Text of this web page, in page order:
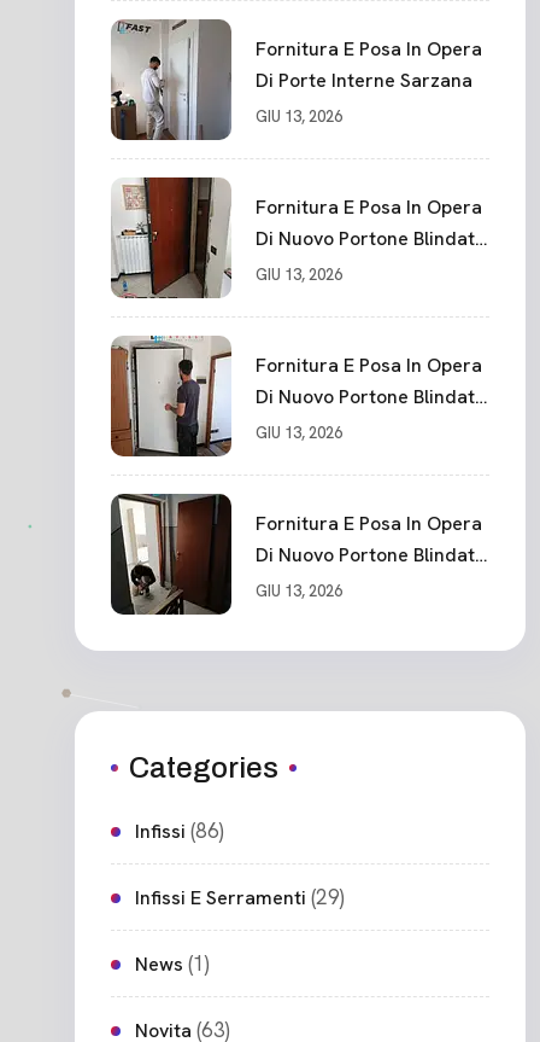
Punti La Spezia
Fornitura E Posa In Opera
Di Porte Interne Sarzana
GIU 13, 2026
Fornitura E Posa In Opera
Di Nuovo Portone Blindato
La Spezia
GIU 13, 2026
Fornitura E Posa In Opera
Di Nuovo Portone Blindato
Classe 3 Sicurezza
GIU 13, 2026
Fornitura E Posa In Opera
Di Nuovo Portone Blindato
Ceparana
GIU 13, 2026
Categories
Infissi (86)
Infissi E Serramenti (29)
News (1)
Novita (63)